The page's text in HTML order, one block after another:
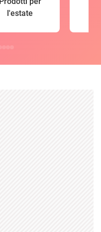
l'estate